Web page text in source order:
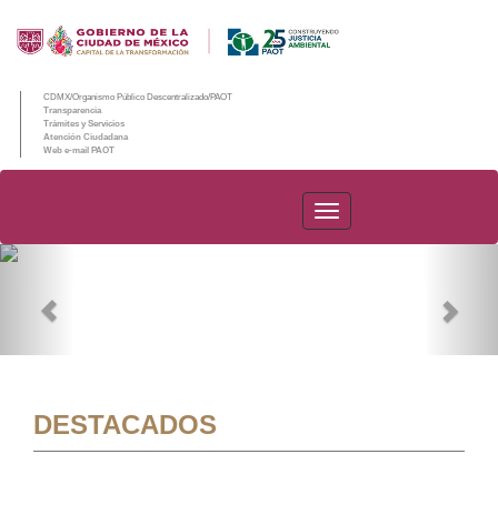
CDMX/Organismo Público Descentralizado/PAOT
Transparencia
Trámites y Servicios
Atención Ciudadana
Web e-mail PAOT
PAOT
DESTACADOS